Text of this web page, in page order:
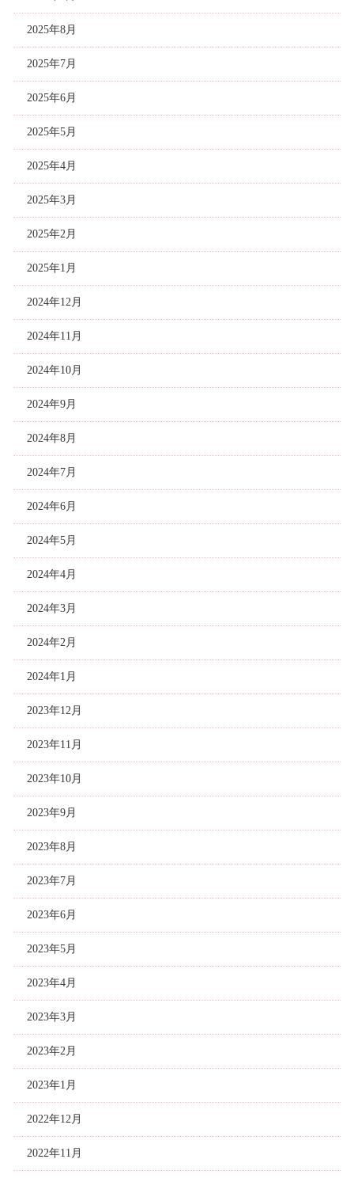
2025年8月
2025年7月
2025年6月
2025年5月
2025年4月
2025年3月
2025年2月
2025年1月
2024年12月
2024年11月
2024年10月
2024年9月
2024年8月
2024年7月
2024年6月
2024年5月
2024年4月
2024年3月
2024年2月
2024年1月
2023年12月
2023年11月
2023年10月
2023年9月
2023年8月
2023年7月
2023年6月
2023年5月
2023年4月
2023年3月
2023年2月
2023年1月
2022年12月
2022年11月